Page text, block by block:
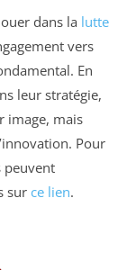
dans la lutte
vers
En
leur stratégie,
image, mais
Pour
peuvent
sur ce lien.